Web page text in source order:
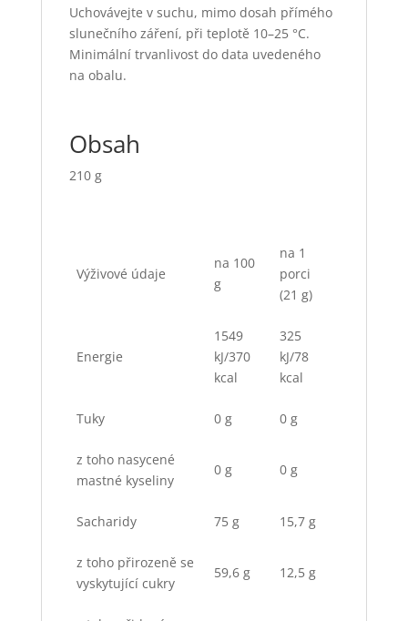
Uchovávejte v suchu, mimo dosah přímého
slunečního záření, při teplotě 10–25 °C.
Minimální trvanlivost do data uvedeného
na obalu.
Obsah
210 g
Výživové údaje
na 100
g
na 1
porci
(21 g)
Energie
1549
kJ/370
kcal
325
kJ/78
kcal
Tuky 0 g 0 g
z toho nasycené
mastné kyseliny
0 g 0 g
Sacharidy 75 g 15,7 g
z toho přirozeně se
vyskytující cukry
59,6 g 12,5 g